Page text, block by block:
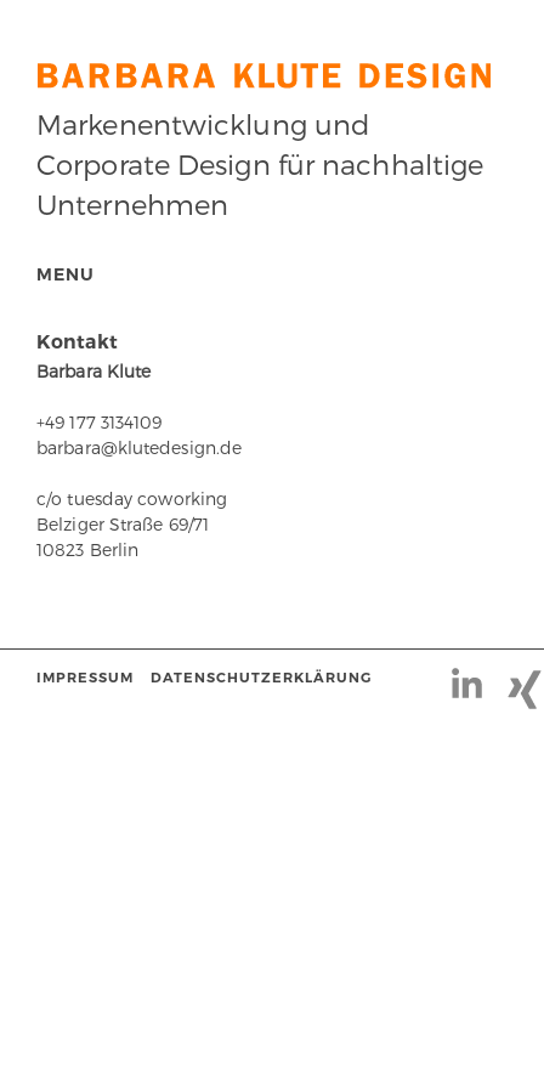
Markenentwicklung und
Corporate Design für nachhaltige
Unternehmen
MENU
Kontakt
Barbara Klute
+49 177 3134109
barbara@klutedesign.de
c/o tuesday coworking
Belziger Straße 69/71
10823 Berlin
IMPRESSUM DATENSCHUTZERKLÄRUNG